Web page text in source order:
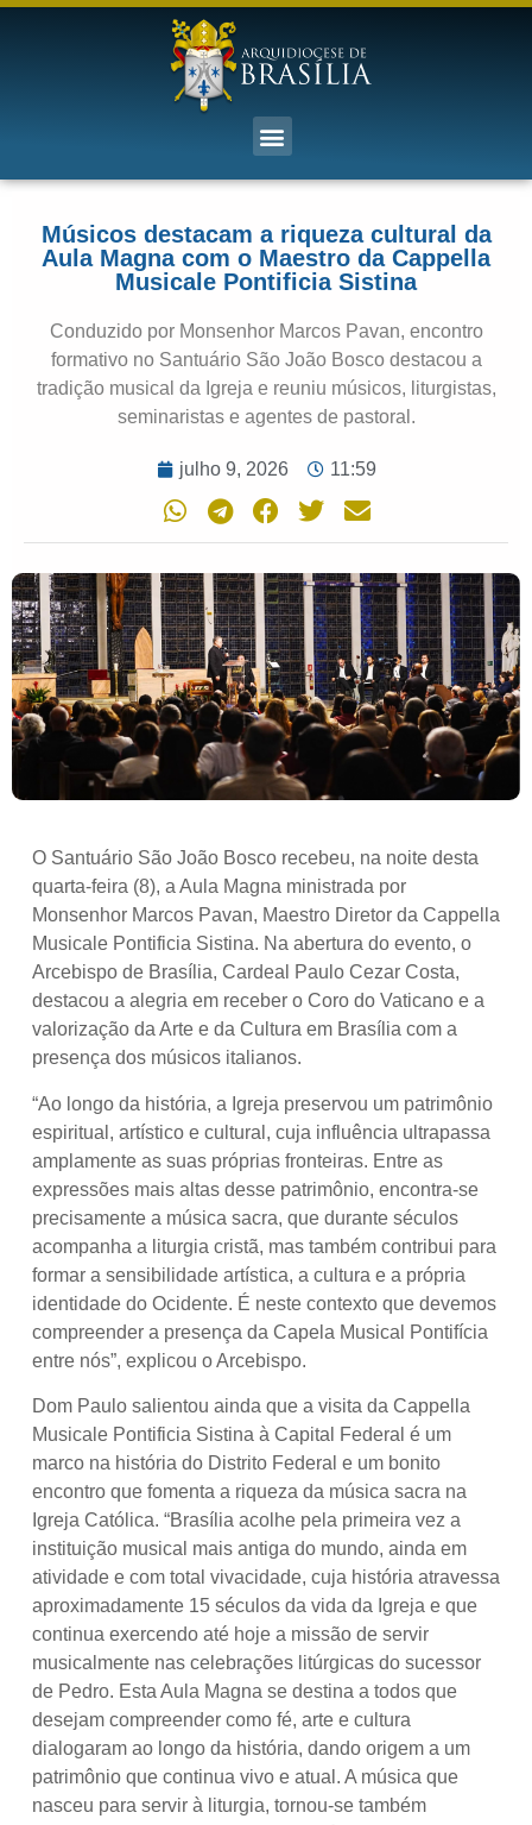
Músicos destacam a riqueza cultural da
Aula Magna com o Maestro da Cappella
Musicale Pontificia Sistina
Conduzido por Monsenhor Marcos Pavan, encontro
formativo no Santuário São João Bosco destacou a
tradição musical da Igreja e reuniu músicos, liturgistas,
seminaristas e agentes de pastoral.
julho 9, 2026 11:59
O Santuário São João Bosco recebeu, na noite desta
quarta-feira (8), a Aula Magna ministrada por
Monsenhor Marcos Pavan, Maestro Diretor da Cappella
Musicale Pontificia Sistina. Na abertura do evento, o
Arcebispo de Brasília, Cardeal Paulo Cezar Costa,
destacou a alegria em receber o Coro do Vaticano e a
valorização da Arte e da Cultura em Brasília com a
presença dos músicos italianos.
“Ao longo da história, a Igreja preservou um patrimônio
espiritual, artístico e cultural, cuja influência ultrapassa
amplamente as suas próprias fronteiras. Entre as
expressões mais altas desse patrimônio, encontra-se
precisamente a música sacra, que durante séculos
acompanha a liturgia cristã, mas também contribui para
formar a sensibilidade artística, a cultura e a própria
identidade do Ocidente. É neste contexto que devemos
compreender a presença da Capela Musical Pontifícia
entre nós”, explicou o Arcebispo.
Dom Paulo salientou ainda que a visita da Cappella
Musicale Pontificia Sistina à Capital Federal é um
marco na história do Distrito Federal e um bonito
encontro que fomenta a riqueza da música sacra na
Igreja Católica. “Brasília acolhe pela primeira vez a
instituição musical mais antiga do mundo, ainda em
atividade e com total vivacidade, cuja história atravessa
aproximadamente 15 séculos da vida da Igreja e que
continua exercendo até hoje a missão de servir
musicalmente nas celebrações litúrgicas do sucessor
de Pedro. Esta Aula Magna se destina a todos que
desejam compreender como fé, arte e cultura
dialogaram ao longo da história, dando origem a um
patrimônio que continua vivo e atual. A música que
nasceu para servir à liturgia, tornou-se também